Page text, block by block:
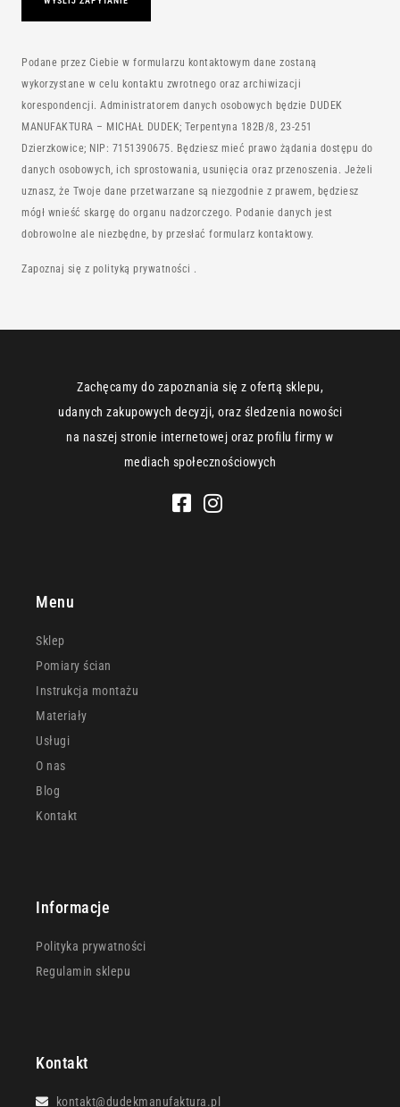
Podane przez Ciebie w formularzu kontaktowym dane zostaną
wykorzystane w celu kontaktu zwrotnego oraz archiwizacji
korespondencji. Administratorem danych osobowych będzie DUDEK
MANUFAKTURA – MICHAŁ DUDEK; Terpentyna 182B/8, 23-251
Dzierzkowice; NIP: 7151390675. Będziesz mieć prawo żądania dostępu do
danych osobowych, ich sprostowania, usunięcia oraz przenoszenia. Jeżeli
uznasz, że Twoje dane przetwarzane są niezgodnie z prawem, będziesz
mógł wnieść skargę do organu nadzorczego. Podanie danych jest
dobrowolne ale niezbędne, by przesłać formularz kontaktowy.
Zapoznaj się z polityką prywatności .
Zachęcamy do zapoznania się z ofertą sklepu,
udanych zakupowych decyzji, oraz śledzenia nowości
na naszej stronie internetowej oraz profilu firmy w
mediach społecznościowych
Kontakt
kontakt@dudekmanufaktura.pl
Informacje
Polityka prywatności
Regulamin sklepu
Menu
Sklep
Pomiary ścian
Instrukcja montażu
Materiały
Usługi
O nas
Blog
Kontakt